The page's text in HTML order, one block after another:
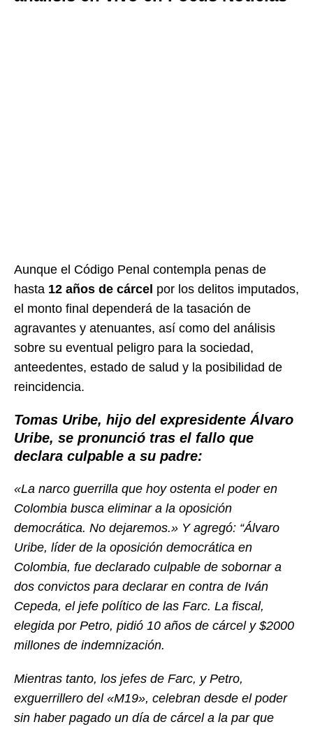
Aunque el Código Penal contempla penas de
hasta 12 años de cárcel por los delitos imputados,
el monto final dependerá de la tasación de
agravantes y atenuantes, así como del análisis
sobre su eventual peligro para la sociedad,
anteedentes, estado de salud y la posibilidad de
reincidencia.
Tomas Uribe, hijo del expresidente Álvaro
Uribe, se pronunció tras el fallo que
declara culpable a su padre:
«La narco guerrilla que hoy ostenta el poder en
Colombia busca eliminar a la oposición
democrática. No dejaremos.» Y agregó: “Álvaro
Uribe, líder de la oposición democrática en
Colombia, fue declarado culpable de sobornar a
dos convictos para declarar en contra de Iván
Cepeda, el jefe político de las Farc. La fiscal,
elegida por Petro, pidió 10 años de cárcel y $2000
millones de indemnización.
Mientras tanto, los jefes de Farc, y Petro,
exguerrillero del «M19», celebran desde el poder
sin haber pagado un día de cárcel a la par que